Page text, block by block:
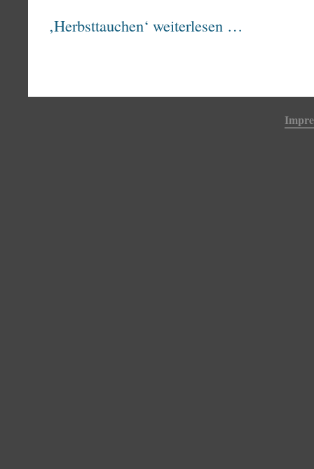
‚Herbsttauchen‘ weiterlesen …